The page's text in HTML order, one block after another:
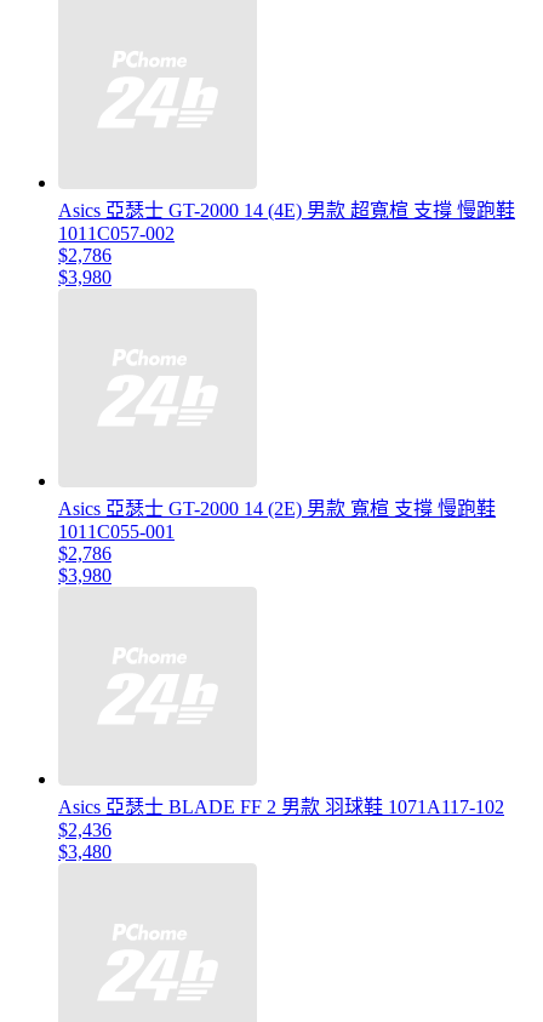
Asics 亞瑟士 GT-2000 14 (4E) 男款 超寬楦 支撐 慢跑鞋
1011C057-002
$2,786
$3,980
Asics 亞瑟士 GT-2000 14 (2E) 男款 寬楦 支撐 慢跑鞋
1011C055-001
$2,786
$3,980
Asics 亞瑟士 BLADE FF 2 男款 羽球鞋 1071A117-102
$2,436
$3,480